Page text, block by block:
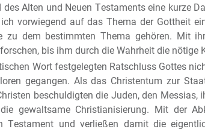
Alten und Neuen Testaments eine kurze
vorwiegend auf das Thema der Gottheit
zu dem bestimmten Thema gehören. Mit
bis ihm durch die Wahrheit die nötige
Wort festgelegten Ratschluss Gottes
gegangen. Als das Christentum zur
beschuldigten die Juden, den Messias,
gewaltsame Christianisierung. Mit der
und verließen damit die